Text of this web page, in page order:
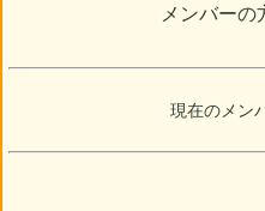
メンバーの
現在のメン